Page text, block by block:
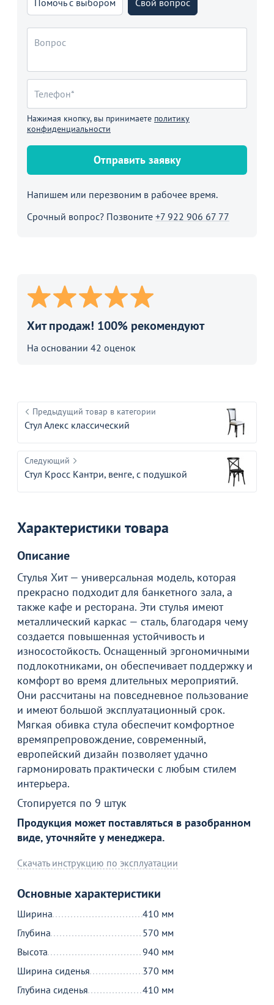
Помочь с выбором Свой вопрос
Нажимая кнопку, вы принимаете политику
конфиденциальности
Отправить заявку
Напишем или перезвоним в рабочее время.
Срочный вопрос? Позвоните +7 922 906 67 77
Хит продаж! 100% рекомендуют
На основании 42 оценок
Предыдущий товар в категории
Стул Алекс классический
Следующий
Стул Кросс Кантри, венге, с подушкой
Характеристики товара
Описание
Стулья Хит — универсальная модель, которая
прекрасно подходит для банкетного зала, а
также кафе и ресторана. Эти стулья имеют
металлический каркас — сталь, благодаря чему
создается повышенная устойчивость и
износостойкость. Оснащенный эргономичными
подлокотниками, он обеспечивает поддержку и
комфорт во время длительных мероприятий.
Они рассчитаны на повседневное пользование
и имеют большой эксплуатационный срок.
Мягкая обивка стула обеспечит комфортное
времяпрепровождение, современный,
европейский дизайн позволяет удачно
гармонировать практически с любым стилем
интерьера.
Стопируется по 9 штук
Продукция может поставляться в разобранном
виде, уточняйте у менеджера.
Скачать инструкцию по эксплуатации
Основные характеристики
Ширина
410 мм
Глубина
570 мм
Высота
940 мм
Ширина сиденья
370 мм
Глубина сиденья
410 мм